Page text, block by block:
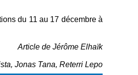
du 11 au 17 décembre à
Article de Jérôme Elhaïk
Jonas Tana, Reterri Lepo